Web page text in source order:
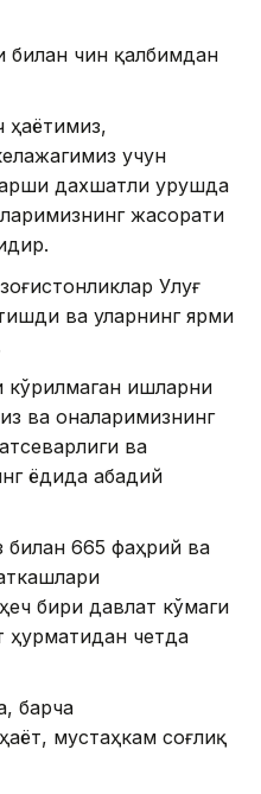
билан чин қалбимдан
ҳаётимиз,
учун
дахшатли урушда
жасорати
Улуғ
ва уларнинг ярми
кўрилмаган ишларни
ва оналаримизнинг
ва
ёдида абадий
билан 665 фаҳрий ва
бири давлат кўмаги
ҳурматидан четда
барча
мустаҳкам соғлиқ